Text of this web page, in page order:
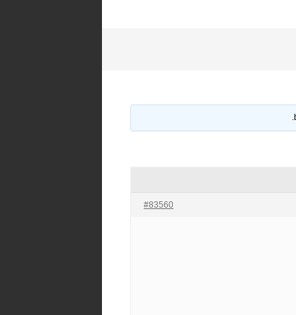
.
#83560